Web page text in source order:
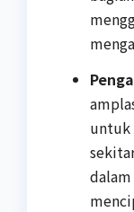
untuk